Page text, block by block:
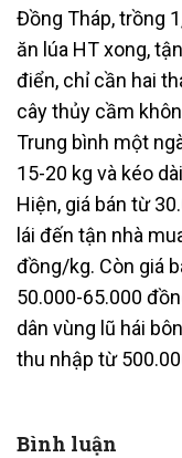
Đồng Tháp, trồng
ăn lúa HT xong,
điển, chỉ cần hai
cây thủy cầm
Trung bình một
15-20 kg và kéo
Hiện, giá bán từ
lái đến tận nhà
đồng/kg. Còn giá
50.000-65.000
dân vùng lũ hái
thu nhập từ
Bình luận